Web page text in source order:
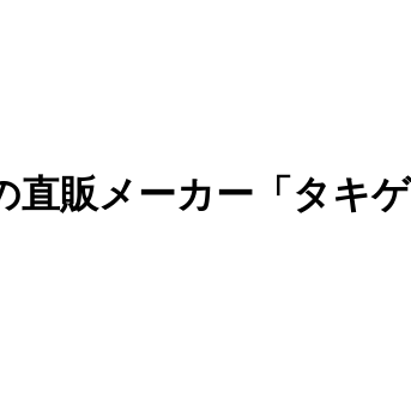
直販メーカー「タキ